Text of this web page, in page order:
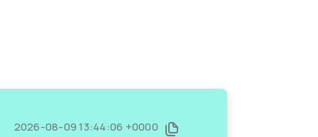
2026-08-09 13:44:06 +0000